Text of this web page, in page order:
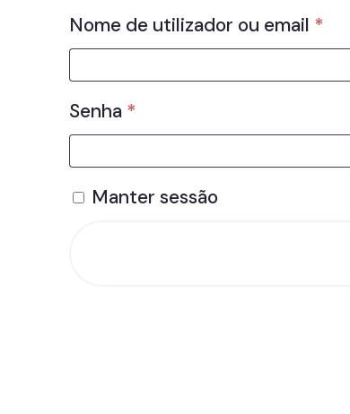
Nome de utilizador ou email *
Senha *
Manter sessão